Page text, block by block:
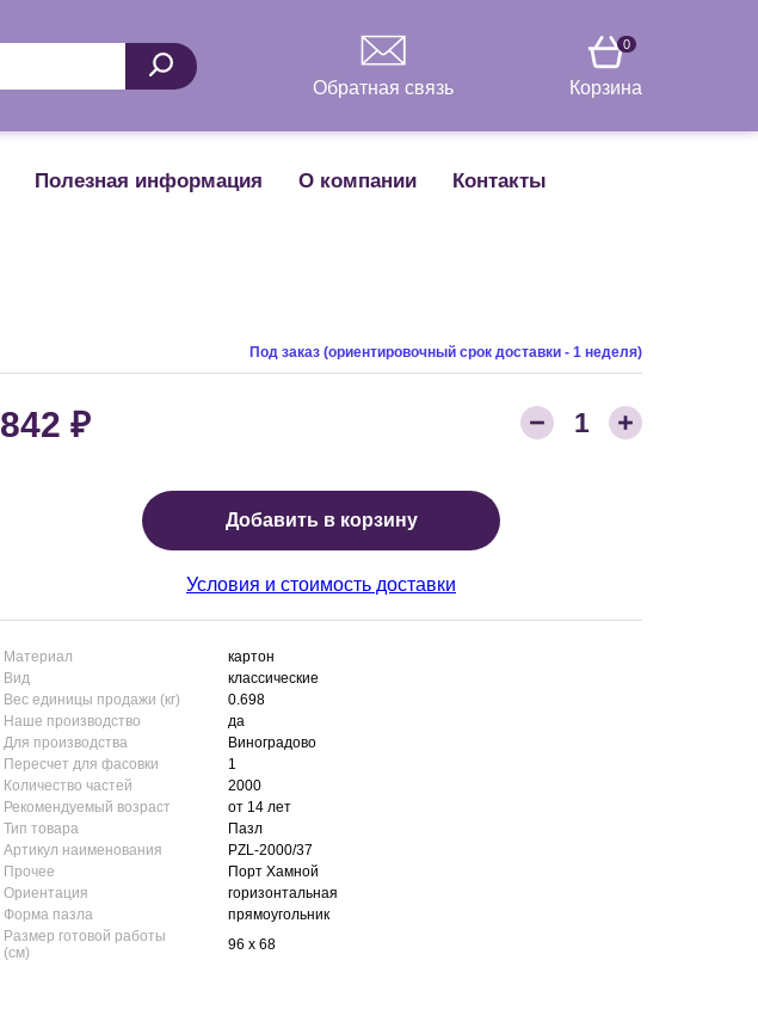
Поиск
Обратная связь
0
Корзина
Полезная информация О компании Контакты
Под заказ (ориентировочный срок доставки - 1 неделя)
Цена:
842 ₽ Количество товара:
1
Добавить в корзину
Условия и стоимость доставки
Материал
картон
Вид
классические
Вес единицы продажи (кг)
0.698
Наше производство
да
Для производства
Виноградово
Пересчет для фасовки
1
Количество частей
2000
Рекомендуемый возраст
от 14 лет
Тип товара
Пазл
Артикул наименования
PZL-2000/37
Прочее
Порт Хамной
Ориентация
горизонтальная
Форма пазла
прямоугольник
Размер готовой работы
(см)
96 x 68